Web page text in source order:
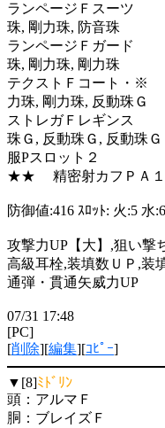
ランページＦス
珠, 剛力珠, 防音珠
ランページＦガ
珠, 剛力珠, 剛力珠
テクストＦコー
力珠, 剛力珠, 反動珠Ｇ
ストレガＦレギ
珠Ｇ, 反動珠Ｇ, 反動珠Ｇ
服Pス
★★ 精密射カフＰＡ１
防御値:416 ｽﾛｯﾄ: 火:5 水
攻撃力UP【大】,狙い撃
高級耳栓,装填数ＵＰ,装
通弾・貫通矢威力UP
07/31 17:48
[PC]
[削除][編集][ｺﾋﾟｰ]
▼[8]ﾐﾄﾞﾘﾝ
頭：アルマＦ
胴：ブレイズＦ